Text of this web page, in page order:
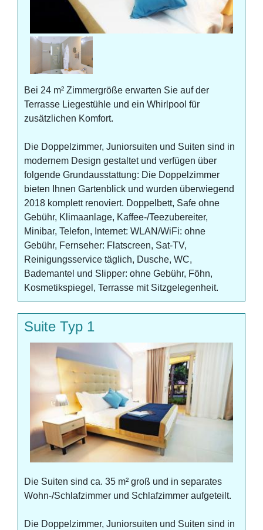
Bei 24 m² Zimmergröße erwarten Sie auf der
Terrasse Liegestühle und ein Whirlpool für
zusätzlichen Komfort.
Die Doppelzimmer, Juniorsuiten und Suiten sind in
modernem Design gestaltet und verfügen über
folgende Grundausstattung: Die Doppelzimmer
bieten Ihnen Gartenblick und wurden überwiegend
2018 komplett renoviert. Doppelbett, Safe ohne
Gebühr, Klimaanlage, Kaffee-/Teezubereiter,
Minibar, Telefon, Internet: WLAN/WiFi: ohne
Gebühr, Fernseher: Flatscreen, Sat-TV,
Reinigungsservice täglich, Dusche, WC,
Bademantel und Slipper: ohne Gebühr, Föhn,
Kosmetikspiegel, Terrasse mit Sitzgelegenheit.
Suite Typ 1
Die Suiten sind ca. 35 m² groß und in separates
Wohn-/Schlafzimmer und Schlafzimmer aufgeteilt.
Die Doppelzimmer, Juniorsuiten und Suiten sind in